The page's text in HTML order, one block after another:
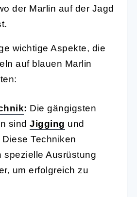
der Marlin auf der Jagd
wichtige Aspekte, die
auf blauen Marlin
: Die gängigsten
sind Jigging und
Diese Techniken
spezielle Ausrüstung
um erfolgreich zu